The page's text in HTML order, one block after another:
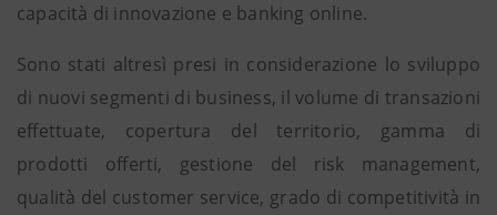
capacità di innovazione e banking online.
Sono stati altresì presi in considerazione lo sviluppo
di nuovi segmenti di business, il volume di transazioni
effettuate, copertura del territorio, gamma di
prodotti offerti, gestione del risk management,
qualità del customer service, grado di competitività in